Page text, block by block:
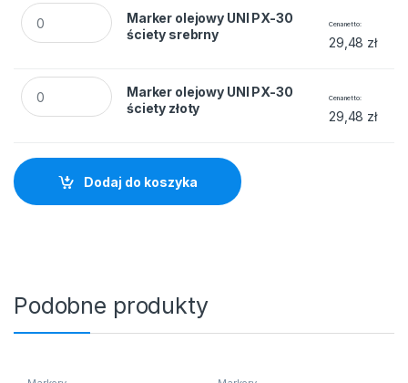
Marker olejowy UNI PX-30 ściety srebrny quantity
Marker olejowy UNI PX-30
ściety srebrny
Cena netto
29,48 zł
Marker olejowy UNI PX-30 ściety złoty quantity
Marker olejowy UNI PX-30
ściety złoty
Cena netto
29,48 zł
Dodaj do koszyka
Podobne produkty